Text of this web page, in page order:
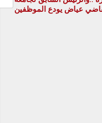
عياض يودع الموظفين